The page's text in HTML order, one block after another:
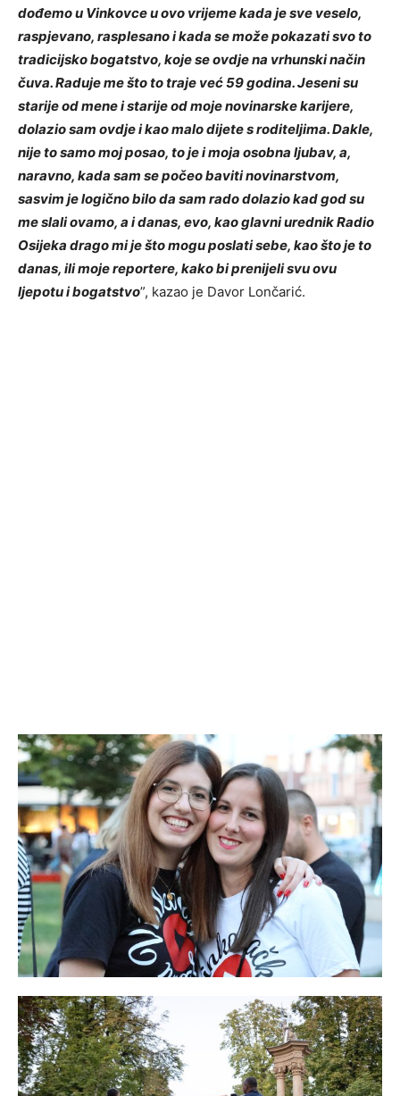
dođemo u Vinkovce u ovo vrijeme kada je sve veselo,
raspjevano, rasplesano i kada se može pokazati svo to
tradicijsko bogatstvo, koje se ovdje na vrhunski način
čuva. Raduje me što to traje već 59 godina. Jeseni su
starije od mene i starije od moje novinarske karijere,
dolazio sam ovdje i kao malo dijete s roditeljima. Dakle,
nije to samo moj posao, to je i moja osobna ljubav, a,
naravno, kada sam se počeo baviti novinarstvom,
sasvim je logično bilo da sam rado dolazio kad god su
me slali ovamo, a i danas, evo, kao glavni urednik Radio
Osijeka drago mi je što mogu poslati sebe, kao što je to
danas, ili moje reportere, kako bi prenijeli svu ovu
ljepotu i bogatstvo”, kazao je Davor Lončarić.